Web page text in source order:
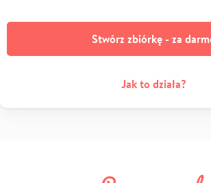
Stwórz zbiórkę - za
Jak to działa?